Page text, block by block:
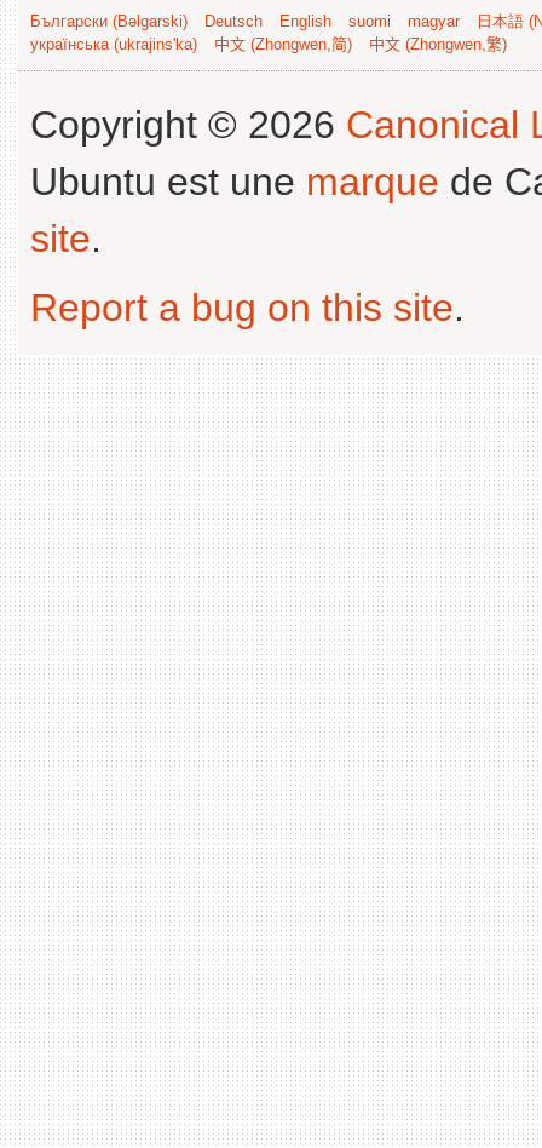
Български (Bəlgarski) Deutsch English suomi magyar
日本語
українська (ukrajins'ka)
中文 (Zhongwen,简) 中文 (Zhongwen,繁)
Copyright © 2026 Canonical
Ubuntu est une marque de
site.
Report a bug on this site.